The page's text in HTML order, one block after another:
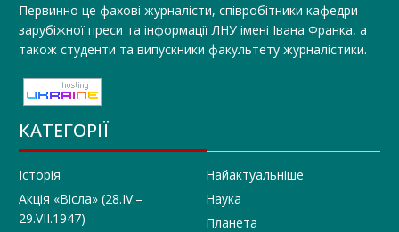
Первинно це фахові журналісти, співробітники кафедри
зарубіжної преси та інформації ЛНУ імені Івана Франка, а
також студенти та випускники факультету журналістики.
КАТЕГОРІЇ
Історія
Акція «Вісла» (28.IV.–
29.VII.1947)
Найактуальніше
Наука
Планета